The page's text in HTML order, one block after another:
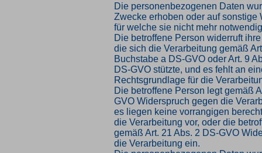
Die personenbezogenen Daten
Zwecke erhoben oder auf sonstige
für welche sie nicht mehr
Die betroffene Person widerruft
die sich die Verarbeitung gemäß
Buchstabe a DS-GVO oder Art. 9
DS-GVO stützte, und es fehlt an
Rechtsgrundlage für die
Die betroffene Person legt gemäß
GVO Widerspruch gegen die
es liegen keine vorrangigen
die Verarbeitung vor, oder die
gemäß Art. 21 Abs. 2 DS-GVO
die Verarbeitung ein.